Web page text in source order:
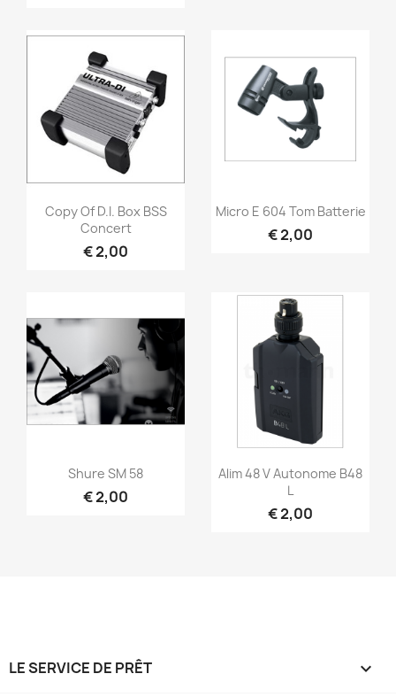
Snel bekijken
Copy Of D.I. Box BSS
Concert
€ 2,00
Snel bekijken
Micro E 604 Tom Batterie
€ 2,00
Snel bekijken
Shure SM 58
€ 2,00
Snel bekijken
Alim 48 V Autonome B48
L
€ 2,00
LE SERVICE DE PRÊT 